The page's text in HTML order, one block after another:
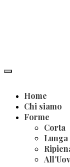
Home
Chi siamo
Forme
Corta
Lunga